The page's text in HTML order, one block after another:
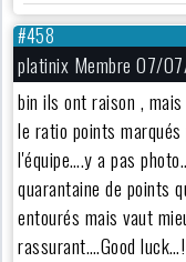
#458
platinix Membre 07/
bin ils ont raison ,
le ratio points
l'équipe….y a pas
quarantaine de points
entourés mais vaut
rassurant….Good